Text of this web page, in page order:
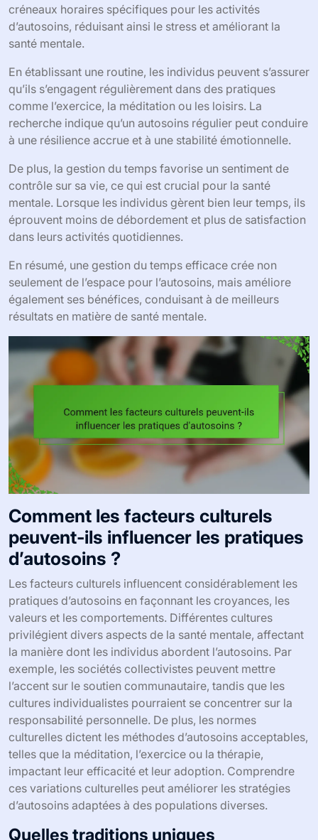
créneaux horaires spécifiques pour les activités
d’autosoins, réduisant ainsi le stress et améliorant la
santé mentale.
En établissant une routine, les individus peuvent s’assurer
qu’ils s’engagent régulièrement dans des pratiques
comme l’exercice, la méditation ou les loisirs. La
recherche indique qu’un autosoins régulier peut conduire
à une résilience accrue et à une stabilité émotionnelle.
De plus, la gestion du temps favorise un sentiment de
contrôle sur sa vie, ce qui est crucial pour la santé
mentale. Lorsque les individus gèrent bien leur temps, ils
éprouvent moins de débordement et plus de satisfaction
dans leurs activités quotidiennes.
En résumé, une gestion du temps efficace crée non
seulement de l’espace pour l’autosoins, mais améliore
également ses bénéfices, conduisant à de meilleurs
résultats en matière de santé mentale.
Comment les facteurs culturels
peuvent-ils influencer les pratiques
d’autosoins ?
Les facteurs culturels influencent considérablement les
pratiques d’autosoins en façonnant les croyances, les
valeurs et les comportements. Différentes cultures
privilégient divers aspects de la santé mentale, affectant
la manière dont les individus abordent l’autosoins. Par
exemple, les sociétés collectivistes peuvent mettre
l’accent sur le soutien communautaire, tandis que les
cultures individualistes pourraient se concentrer sur la
responsabilité personnelle. De plus, les normes
culturelles dictent les méthodes d’autosoins acceptables,
telles que la méditation, l’exercice ou la thérapie,
impactant leur efficacité et leur adoption. Comprendre
ces variations culturelles peut améliorer les stratégies
d’autosoins adaptées à des populations diverses.
Quelles traditions uniques